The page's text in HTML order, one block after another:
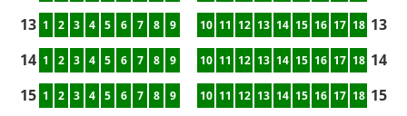
13 1 2 3 4 5 6 7 8 9 10 11 12 13 14 15 16 17 18 13
14 1 2 3 4 5 6 7 8 9 10 11 12 13 14 15 16 17 18 14
15 1 2 3 4 5 6 7 8 9 10 11 12 13 14 15 16 17 18 15